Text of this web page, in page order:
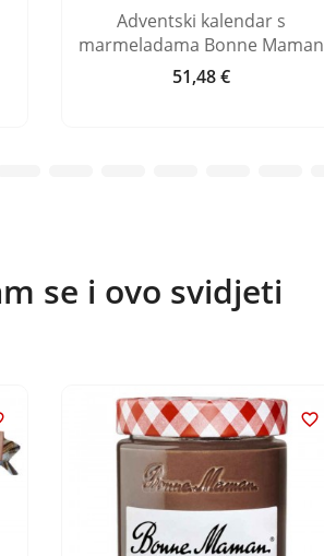
Adventski kalendar s
marmeladama Bonne Maman
Cijena
51,48 €
se i ovo svidjeti
